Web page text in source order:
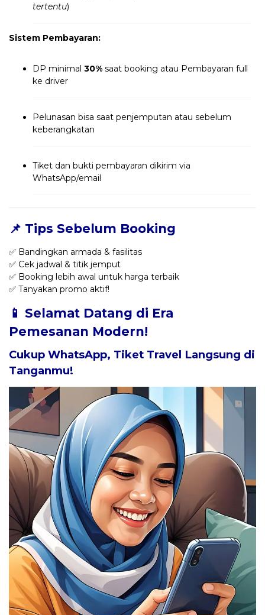
tertentu)
Sistem Pembayaran:
DP minimal 30% saat booking atau Pembayaran full
ke driver
Pelunasan bisa saat penjemputan atau sebelum
keberangkatan
Tiket dan bukti pembayaran dikirim via
WhatsApp/email
📌 Tips Sebelum Booking
✅ Bandingkan armada & fasilitas
✅ Cek jadwal & titik jemput
✅ Booking lebih awal untuk harga terbaik
✅ Tanyakan promo aktif!
📱 Selamat Datang di Era
Pemesanan Modern!
Cukup WhatsApp, Tiket Travel Langsung di
Tanganmu!